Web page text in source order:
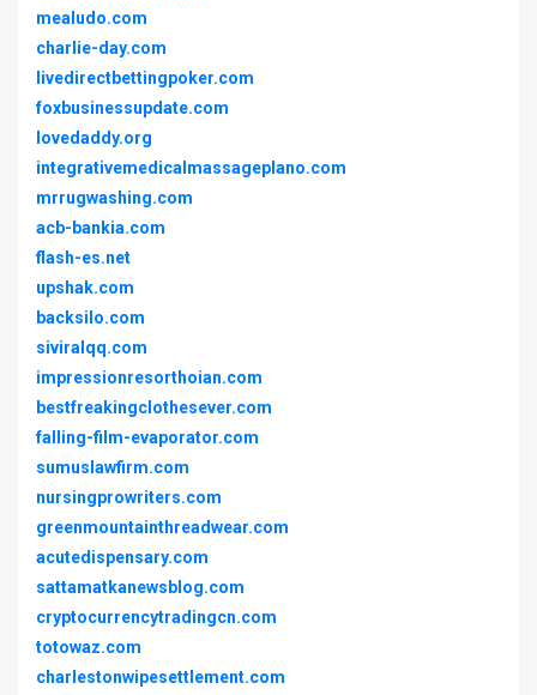
mealudo.com
charlie-day.com
livedirectbettingpoker.com
foxbusinessupdate.com
lovedaddy.org
integrativemedicalmassageplano.com
mrrugwashing.com
acb-bankia.com
flash-es.net
upshak.com
backsilo.com
siviralqq.com
impressionresorthoian.com
bestfreakingclothesever.com
falling-film-evaporator.com
sumuslawfirm.com
nursingprowriters.com
greenmountainthreadwear.com
acutedispensary.com
sattamatkanewsblog.com
cryptocurrencytradingcn.com
totowaz.com
charlestonwipesettlement.com